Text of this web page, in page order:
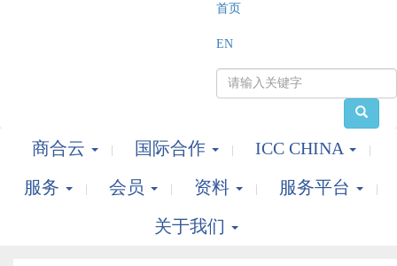
首页
EN
商合云 国际合作
ICC CHINA
服务
会员 资料
服务平台
关于我们